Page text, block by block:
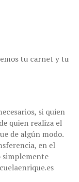
tu carnet y tu
si quien
quien realiza el
de algún modo.
en el
simplemente